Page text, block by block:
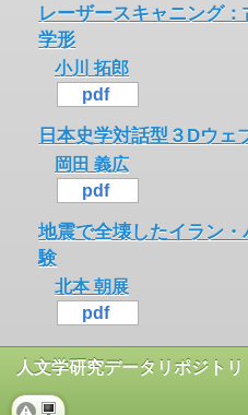
レーザースキャニング
学形
小川 拓郎
pdf
日本史学対話型３Dウェ
岡田 義広
pdf
地震で全壊したイラン
験
北本 朝展
pdf
人文学研究データリポジトリ